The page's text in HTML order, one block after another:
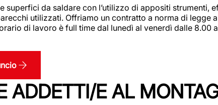
superfici da saldare con l’utilizzo di appositi
utilizzati. Offriamo un contratto a norma di
di lavoro è full time dal lunedì al venerdì dalle 8.00
ADDETTI/E AL